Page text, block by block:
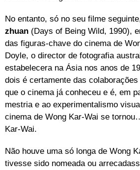
No entanto, só no seu filme
zhuan (Days of Being Wild, 1990),
das figuras-chave do cinema de
Doyle, o director de fotografia
estabelecera na Ásia nos anos de
dois é certamente das
que o cinema já conheceu e é, em
mestria e ao experimentalismo
cinema de Wong Kar-Wai se
Kar-Wai.
Não houve uma só longa de Wong
tivesse sido nomeada ou